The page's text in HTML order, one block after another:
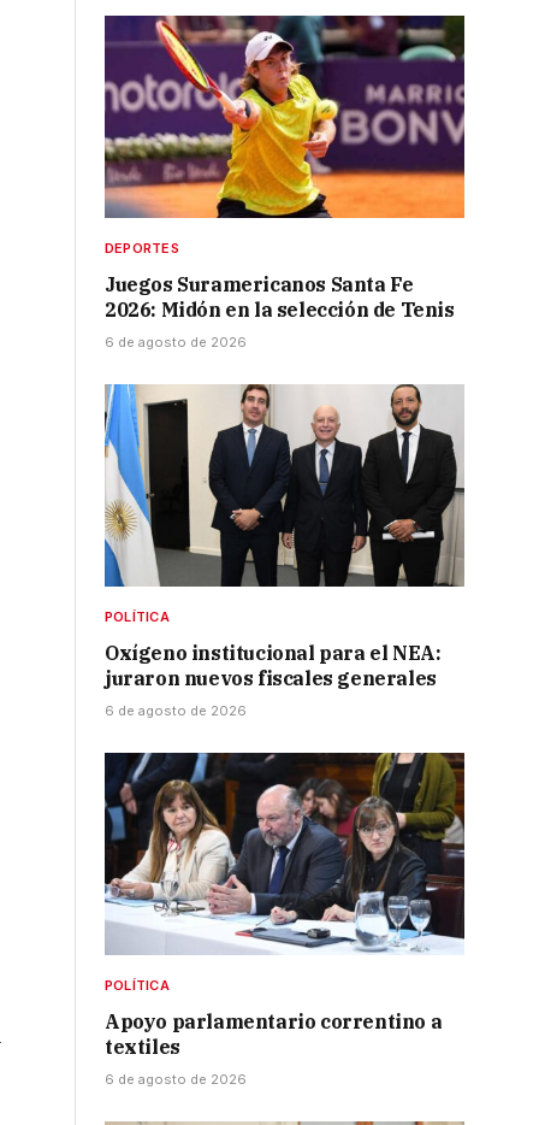
DEPORTES
Juegos Suramericanos Santa Fe
2026: Midón en la selección de Tenis
6 de agosto de 2026
POLÍTICA
Oxígeno institucional para el NEA:
juraron nuevos fiscales generales
6 de agosto de 2026
POLÍTICA
Apoyo parlamentario correntino a
textiles
6 de agosto de 2026